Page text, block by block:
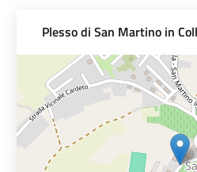
Plesso di San Martino in